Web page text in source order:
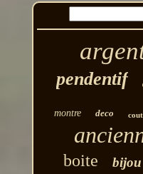
pendentif
montre deco
boite bijou